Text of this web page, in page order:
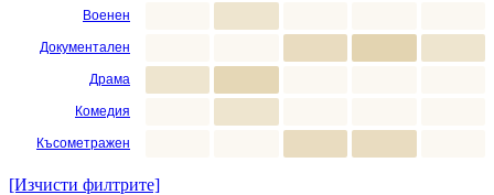
Военен
Документален
Драма
Комедия
Късометражен
[Изчисти филтрите]